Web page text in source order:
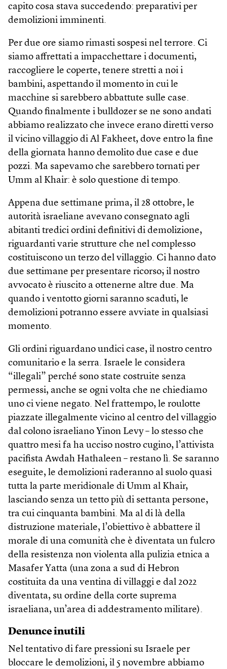
capito cosa stava succedendo: preparativi per
demolizioni imminenti.
Per due ore siamo rimasti sospesi nel terrore. Ci
siamo affrettati a impacchettare i documenti,
raccogliere le coperte, tenere stretti a noi i
bambini, aspettando il momento in cui le
macchine si sarebbero abbattute sulle case.
Quando finalmente i bulldozer se ne sono andati
abbiamo realizzato che invece erano diretti verso
il vicino villaggio di Al Fakheet, dove entro la fine
della giornata hanno demolito due case e due
pozzi. Ma sapevamo che sarebbero tornati per
Umm al Khair: è solo questione di tempo.
Appena due settimane prima, il 28 ottobre, le
autorità israeliane avevano consegnato agli
abitanti tredici ordini definitivi di demolizione,
riguardanti varie strutture che nel complesso
costituiscono un terzo del villaggio. Ci hanno dato
due settimane per presentare ricorso; il nostro
avvocato è riuscito a ottenerne altre due. Ma
quando i ventotto giorni saranno scaduti, le
demolizioni potranno essere avviate in qualsiasi
momento.
Gli ordini riguardano undici case, il nostro centro
comunitario e la serra. Israele le considera
“illegali” perché sono state costruite senza
permessi, anche se ogni volta che ne chiediamo
uno ci viene negato. Nel frattempo, le roulotte
piazzate illegalmente vicino al centro del villaggio
dal colono israeliano Yinon Levy – lo stesso che
quattro mesi fa ha ucciso nostro cugino, l’attivista
pacifista Awdah Hathaleen – restano lì. Se saranno
eseguite, le demolizioni raderanno al suolo quasi
tutta la parte meridionale di Umm al Khair,
lasciando senza un tetto più di settanta persone,
tra cui cinquanta bambini. Ma al di là della
distruzione materiale, l’obiettivo è abbattere il
morale di una comunità che è diventata un fulcro
della resistenza non violenta alla pulizia etnica a
Masafer Yatta (una zona a sud di Hebron
costituita da una ventina di villaggi e dal 2022
diventata, su ordine della corte suprema
israeliana, un’area di addestramento militare).
Denunce inutili
Nel tentativo di fare pressioni su Israele per
bloccare le demolizioni, il 5 novembre abbiamo